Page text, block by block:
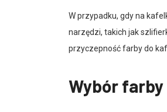
W przypadku, gdy na
narzędzi, takich jak
przyczepność farby do
Wybór